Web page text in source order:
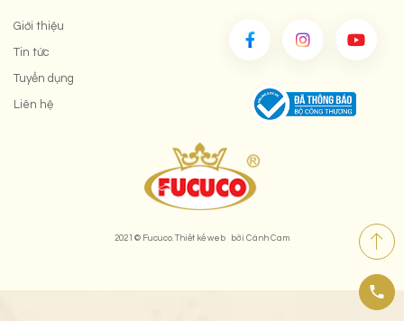
Giới thiệu
Tin tức
Tuyển dụng
Liên hệ
2021 © Fucuco. Thiết kế web bởiCánh Cam